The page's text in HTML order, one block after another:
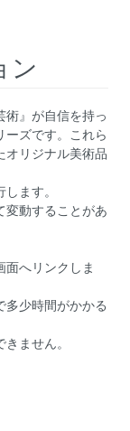
ン
術』が自信を持っ
ーズです。これら
オリジナル美術品
ます。
変動することがあ
面へリンクしま
多少時間がかかる
ません。